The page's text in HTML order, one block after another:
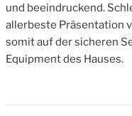
und beeindruckend.
allerbeste Präsentation
somit auf der sicheren
Equipment des Hauses.